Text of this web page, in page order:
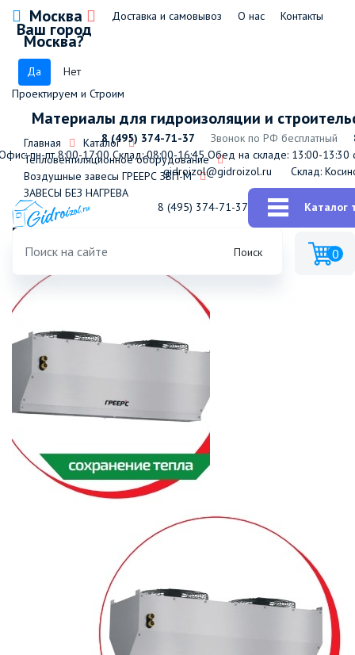
Москва
Ваш город
Москва?
Да Нет
Доставка и самовывоз О нас Контакты
Проектируем и Строим
Материалы для гидроизоляции и
8 (495) 374-71-37 Звонок по РФ бесплатный
пн-пт 8:00-17:00 Склад: 08:00-16:45 Обед на складе: 13:00-13:30
gidroizol@gidroizol.ru
Склад:
8 (495) 374-71-37 Каталог
Поиск 0
Главная
Каталог
Тепловентиляционное оборудование
Воздушные завесы ГРЕЕРС ЗВП-М
ЗАВЕСЫ БЕЗ НАГРЕВА
ГРЕЕРС ЗВП-М1-150Н